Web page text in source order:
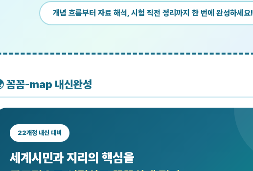
개념 흐름부터 자료 해석, 시험 직전 정리까지 한 번에 완성하세요!
꼼꼼-map 내신완성
22개정 내신 대비
세계시민과 지리의 핵심을